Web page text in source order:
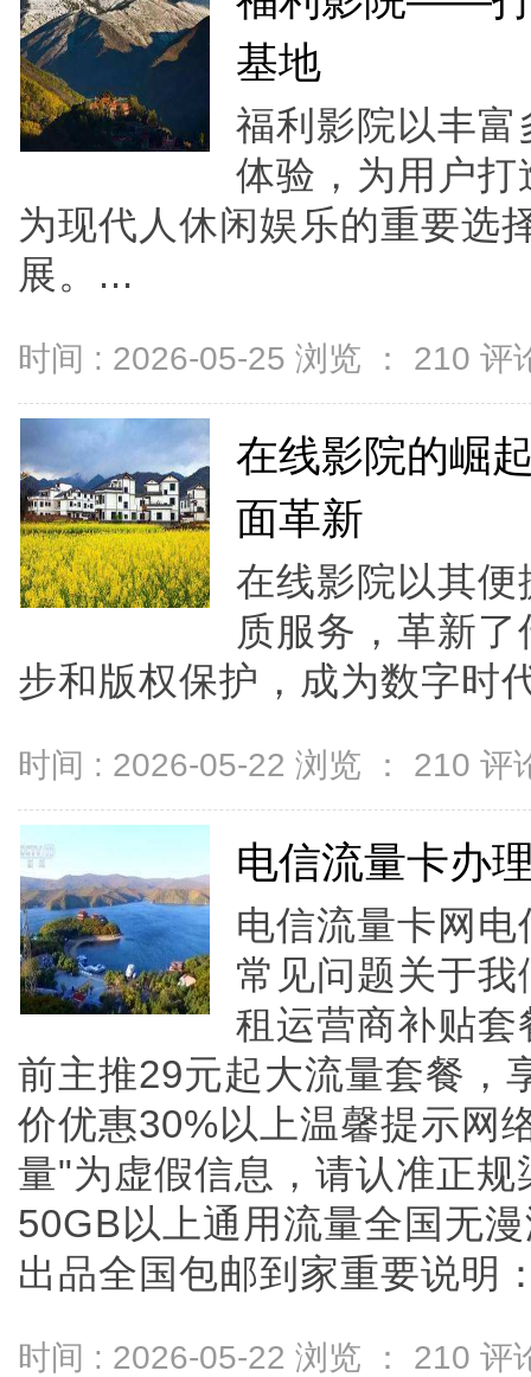
基地
福利影院以丰
体验，为用户
为现代人休闲娱乐的重要选
展。...
时间 : 2026-05-25 浏览 ： 210 评
在线影院的崛
面革新
在线影院以其
质服务，革新
步和版权保护，成为数字时
时间 : 2026-05-22 浏览 ： 210 评
电信流量卡办
电信流量卡网
常见问题关于我
租运营商补贴套
前主推29元起大流量套餐，
价优惠30%以上温馨提示网
量"为虚假信息，请认准正
50GB以上通用流量全国无
出品全国包邮到家重要说明
时间 : 2026-05-22 浏览 ： 210 评